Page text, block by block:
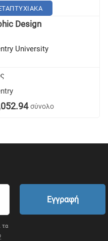
Design
University
σύνολο
τα
Εγγραφή